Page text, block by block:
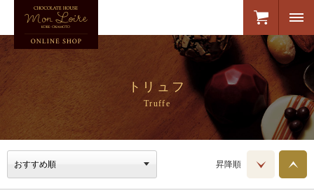
トリュフ
Truffe
昇降順